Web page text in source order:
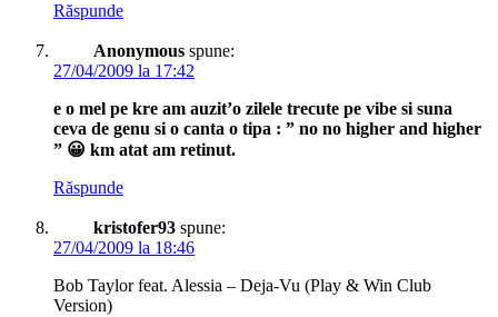
Răspunde
Anonymous spune:
27/04/2009 la 17:42
e o mel pe kre am auzit’o zilele trecute pe vibe si suna
ceva de genu si o canta o tipa : ” no no higher and higher
” 😀 km atat am retinut.
Răspunde
kristofer93 spune:
27/04/2009 la 18:46
Bob Taylor feat. Alessia – Deja-Vu (Play & Win Club
Version)